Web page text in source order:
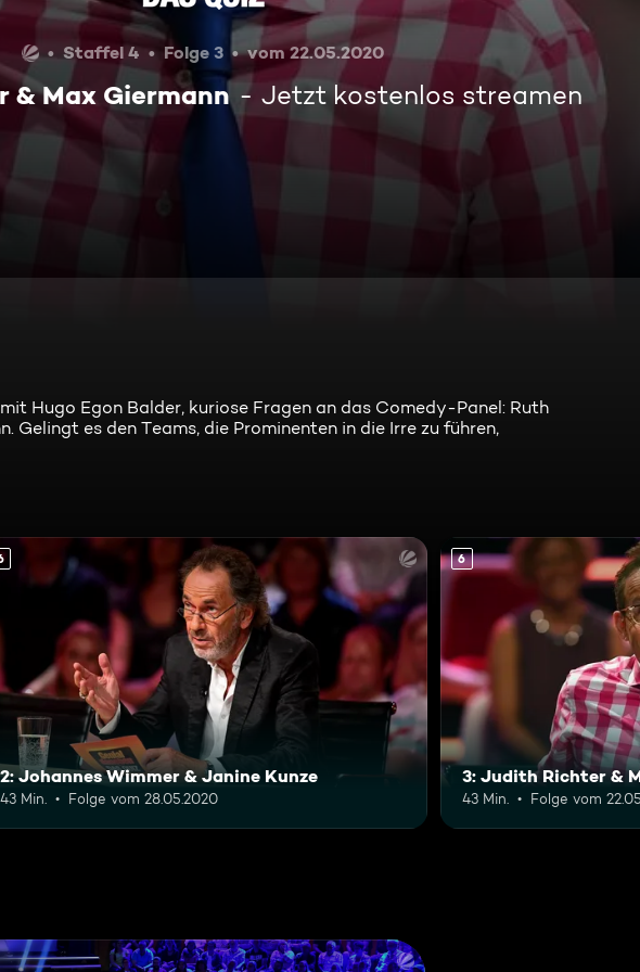
Staffel 4 Folge 3 vom 22.05.2020
& Max Giermann Jetzt kostenlos streamen
Hugo Egon Balder, kuriose Fragen an das Comedy-Panel: Ruth
es den Teams, die Prominenten in die Irre zu führen,
2: Johannes Wimmer & Janine Kunze
43 Min. Folge vom 28.05.2020
6
3: Judith Richter &
43 Min. Folge vom